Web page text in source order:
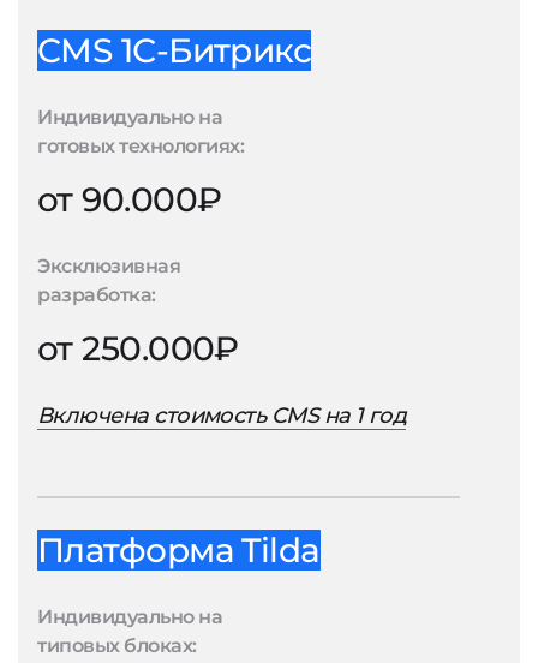
CMS 1С-Битрикс
Индивидуально на
готовых технологиях:
от 90.000₽
Эксклюзивная
разработка:
от 250.000₽
Включена стоимость CMS на 1 год
Платформа Tilda
Индивидуально на
типовых блоках: